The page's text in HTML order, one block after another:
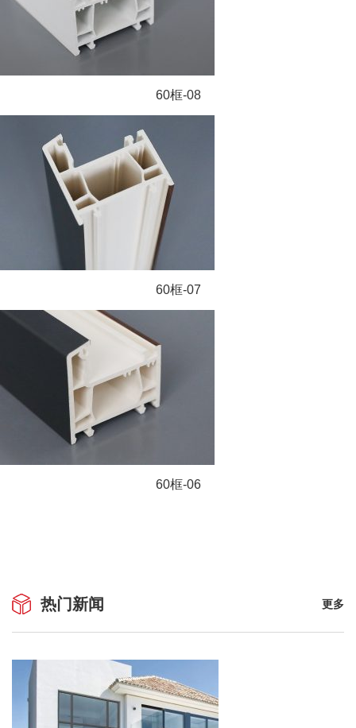
60框-08
60框-07
60框-06
热门新闻 更多